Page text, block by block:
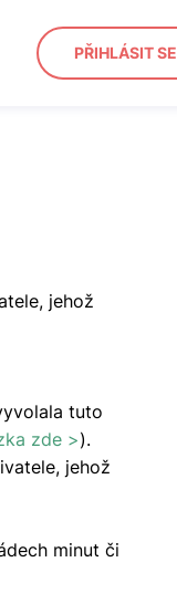
PŘIHLÁSIT SE
jehož
tuto
zde >).
jehož
minut či